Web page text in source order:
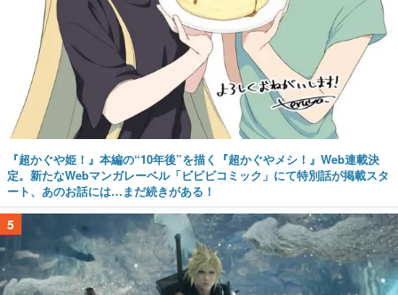
『超かぐや姫！』本編の“10年後”を描く『超かぐやメシ！』Web連載決
定。新たなWebマンガレーベル「ビビビコミック」にて特別話が掲載スタ
ート、あのお話には…まだ続きがある！
5